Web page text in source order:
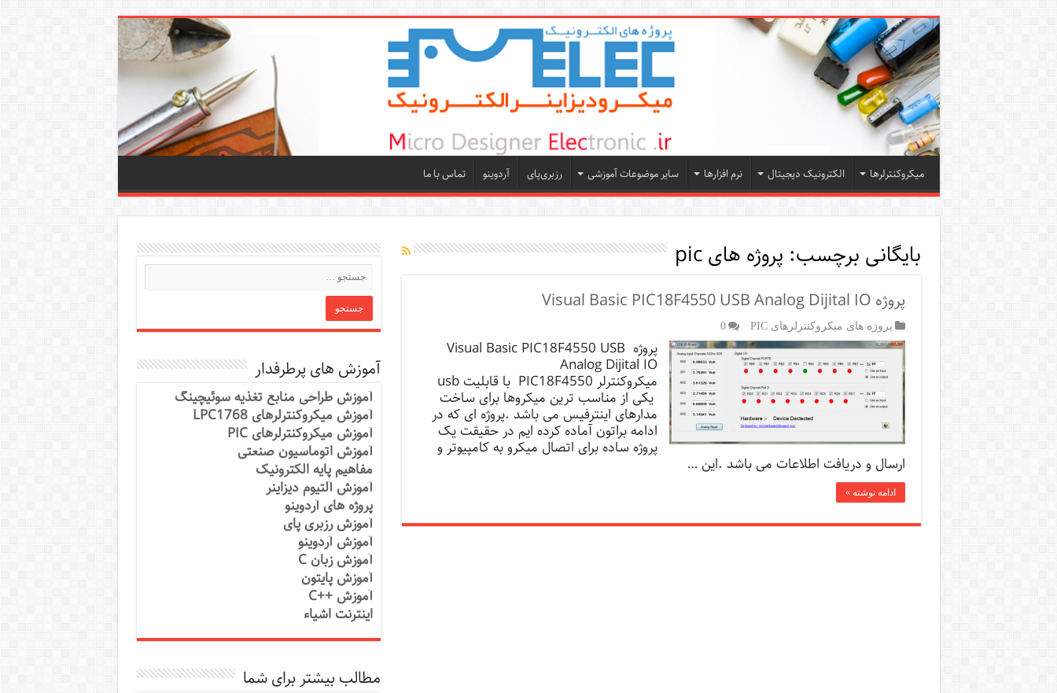
میکروکنترلرها الکترونیک دیجیتال نرم افزارها سایر موضوعات آموزشی رزبری‌پای آردوینو تماس با ما
بایگانی برچسب: پروژه های pic
پروژه Visual Basic PIC18F4550 USB Analog Dijital IO
پروژه های میکروکنترلرهای PIC 0
پروژه Visual Basic PIC18F4550 USB
Analog Dijital IO
میکروکنترلر PIC18F4550 با قابلیت usb
یکی از مناسب ترین میکروها برای ساخت
مدارهای اینترفیس می باشد .پروژه ای که در
ادامه براتون آماده کرده ایم در حقیقت یک
پروژه ساده برای اتصال میکرو به کامپیوتر و
ارسال و دریافت اطلاعات می باشد .این …
ادامه نوشته »
آموزش های پرطرفدار
آموزش طراحی منابع تغذیه سوئیچینگ
آموزش میکروکنترلرهای LPC1768
آموزش میکروکنترلرهای PIC
آموزش اتوماسیون صنعتی
مفاهیم پایه الکترونیک
آموزش آلتیوم دیزاینر
پروژه های آردوینو
آموزش رزبری پای
آموزش آردوینو
آموزش زبان C
آموزش پایتون
آموزش ++C
اینترنت اشیاء
مطالب بیشتر برای شما